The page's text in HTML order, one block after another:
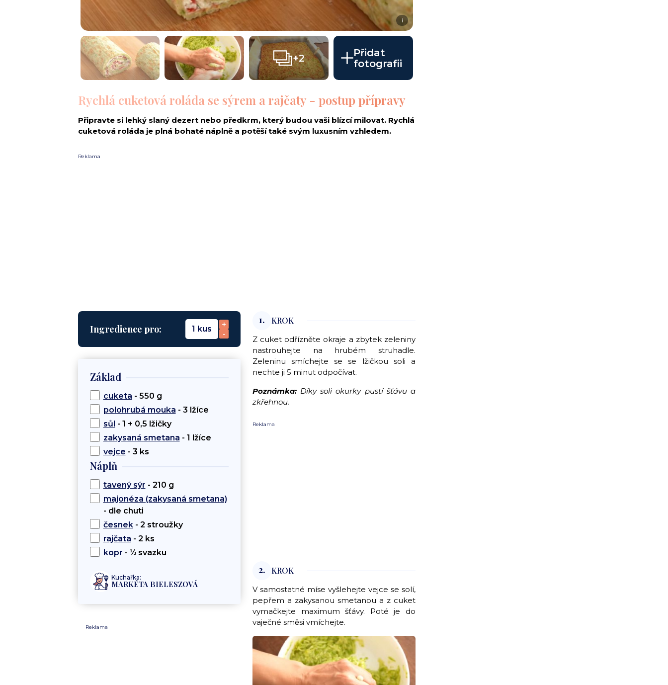
i
+2
Přidat
fotografii
Rychlá cuketová roláda se sýrem a rajčaty - postup přípravy
Připravte si lehký slaný dezert nebo předkrm, který budou vaši blízcí milovat. Rychlá
cuketová roláda je plná bohaté náplně a potěší také svým luxusním vzhledem.
Reklama
Ingredience pro: 1 kus
+
-
Základ
cuketa - 550 g
polohrubá mouka - 3 lžíce
sůl - 1 + 0,5 lžičky
zakysaná smetana - 1 lžíce
vejce - 3 ks
Náplň
tavený sýr - 210 g
majonéza (zakysaná smetana)
- dle chuti
česnek- 2 stroužky
rajčata - 2 ks
kopr - ⅓ svazku
Kuchařka:
MARKÉTA BIELESZOVÁ
Reklama
1. KROK
Z cuket odřízněte okraje a zbytek zeleniny
nastrouhejte na hrubém struhadle.
Zeleninu smíchejte se se lžičkou soli a
nechte ji 5 minut odpočívat.
Poznámka: Díky soli okurky pustí šťávu a
zkřehnou.
Reklama
2. KROK
V samostatné míse vyšlehejte vejce se solí,
pepřem a zakysanou smetanou a z cuket
vymačkejte maximum šťávy. Poté je do
vaječné směsi vmíchejte.